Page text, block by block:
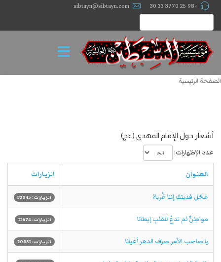
+98 25 3770 33 30
sibtayn@sibtayn.com
الصفحة الرئيسية
أشعار حول الإمام المهدي (عج)
عدد الإظهارات:
العنوان الزيارات
عَجّل فديتك إننا غُرباءُ الزيارات: 32045
مواطِنٌ لم تدعْ للقلبِ إيطانا الزيارات: 11674
يا صاحب الأمر صرف الدهر أعيانا الزيارات: 20051